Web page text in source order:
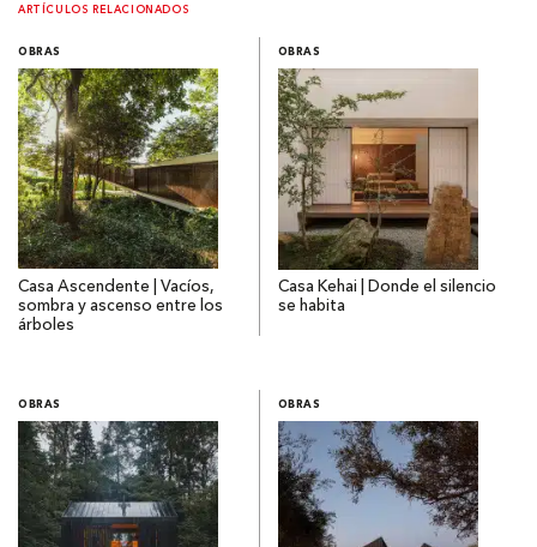
ARTÍCULOS RELACIONADOS
OBRAS
Casa Ascendente | Vacíos,
sombra y ascenso entre los
árboles
OBRAS
Casa Kehai | Donde el silencio
se habita
OBRAS OBRAS